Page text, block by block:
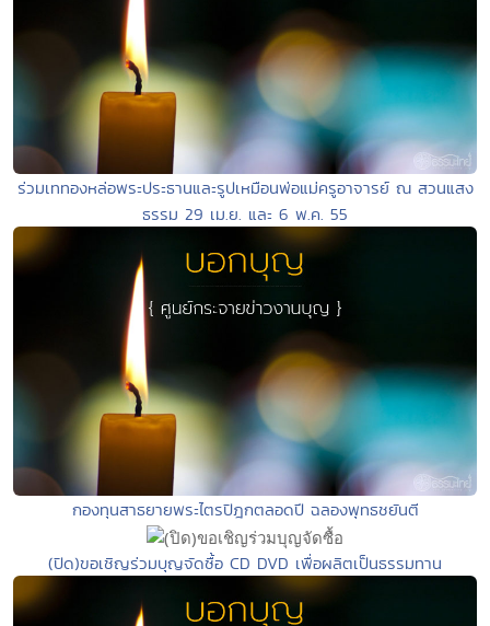
ร่วมเททองหล่อพระประธานและรูปเหมือนพ่อแม่ครูอาจารย์ ณ สวนแสง
ธรรม 29 เม.ย. และ 6 พ.ค. 55
กองทุนสาธยายพระไตรปิฎกตลอดปี ฉลองพุทธชยันตี
(ปิด)ขอเชิญร่วมบุญจัดซื้อ CD DVD เพื่อผลิตเป็นธรรมทาน